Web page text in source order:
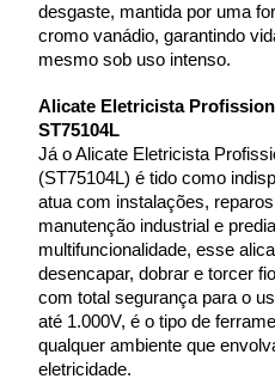
desgaste, mantida por uma
cromo vanádio, garantindo
mesmo sob uso intenso.
Alicate Eletricista
ST75104L
Já o Alicate Eletricista
(ST75104L) é tido como
atua com instalações,
manutenção industrial e
multifuncionalidade, esse
desencapar, dobrar e torcer
com total segurança para o
até 1.000V, é o tipo de
qualquer ambiente que
eletricidade.